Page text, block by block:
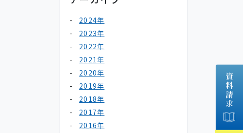
資料請求
2024年
2023年
2022年
2021年
2020年
2019年
2018年
2017年
2016年